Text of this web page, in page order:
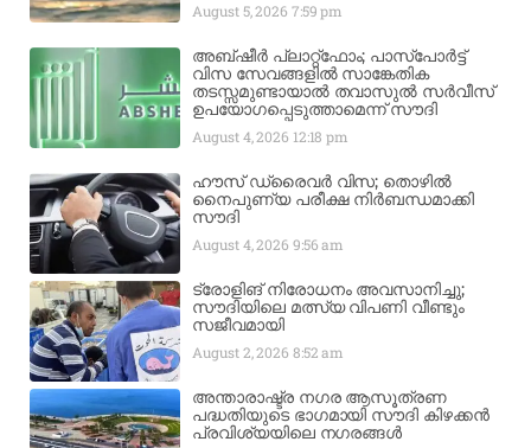
August 5, 2026 7:59 pm
അബ്ഷീർ പ്ലാറ്റ്‌ഫോം; പാസ്‌പോർട്ട്
വിസ സേവങ്ങളിൽ സാങ്കേതിക
തടസ്സമുണ്ടായാൽ തവാസുൽ സർവീസ്
ഉപയോഗപ്പെടുത്താമെന്ന് സൗദി
August 4, 2026 12:18 pm
ഹൗസ് ഡ്രൈവർ വിസ; തൊഴിൽ
നൈപുണ്യ പരീക്ഷ നിർബന്ധമാക്കി
സൗദി
August 4, 2026 9:56 am
ട്രോളിങ് നിരോധനം അവസാനിച്ചു;
സൗദിയിലെ മത്സ്യ വിപണി വീണ്ടും
സജീവമായി
August 2, 2026 8:52 am
അന്താരാഷ്ട്ര നഗര ആസൂത്രണ
പദ്ധതിയുടെ ഭാഗമായി സൗദി കിഴക്കൻ
പ്രവിശ്യയിലെ നഗരങ്ങൾ